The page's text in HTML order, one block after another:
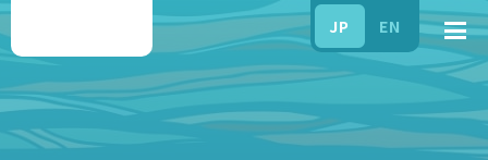
JP EN